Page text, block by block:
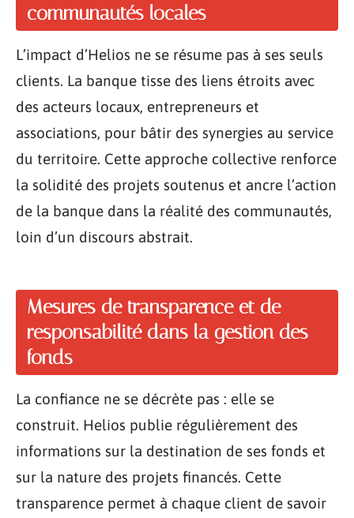
communautés locales
L’impact d’Helios ne se résume pas à ses seuls
clients. La banque tisse des liens étroits avec
des acteurs locaux, entrepreneurs et
associations, pour bâtir des synergies au service
du territoire. Cette approche collective renforce
la solidité des projets soutenus et ancre l’action
de la banque dans la réalité des communautés,
loin d’un discours abstrait.
Mesures de transparence et de
responsabilité dans la gestion des
fonds
La confiance ne se décrète pas : elle se
construit. Helios publie régulièrement des
informations sur la destination de ses fonds et
sur la nature des projets financés. Cette
transparence permet à chaque client de savoir